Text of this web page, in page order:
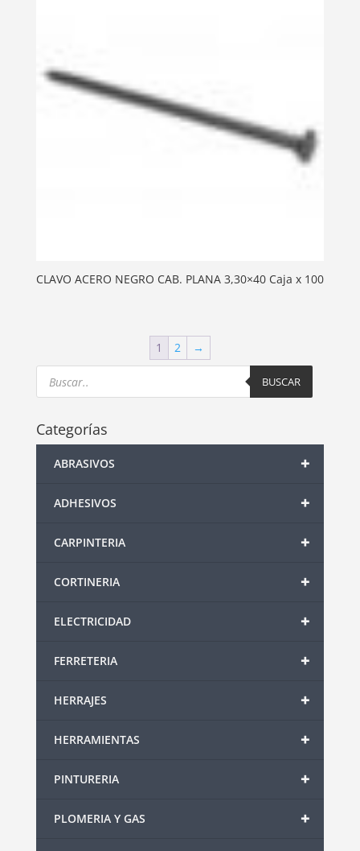
CLAVO ACERO NEGRO CAB. PLANA 3,30×40 Caja x 100
1 2
→
Products
search BUSCAR
Categorías
+
ABRASIVOS
+
ADHESIVOS
+
CARPINTERIA
+
CORTINERIA
+
ELECTRICIDAD
+
FERRETERIA
+
HERRAJES
+
HERRAMIENTAS
+
PINTURERIA
+
PLOMERIA Y GAS